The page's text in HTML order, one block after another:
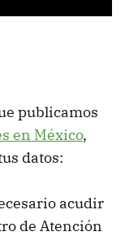
publicamos
en México,
datos:
acudir
de Atención